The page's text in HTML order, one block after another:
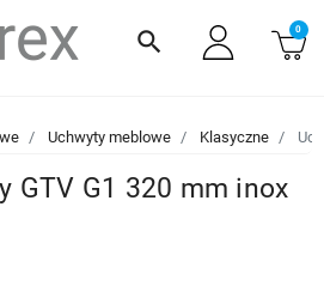
search 0
Uchwyty meblowe Klasyczne
GTV G1 320 mm inox